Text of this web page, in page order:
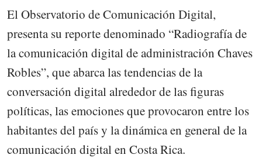
El Observatorio de Comunicación Digital,
presenta su reporte denominado “Radiografía de
la comunicación digital de administración Chaves
Robles”, que abarca las tendencias de la
conversación digital alrededor de las figuras
políticas, las emociones que provocaron entre los
habitantes del país y la dinámica en general de la
comunicación digital en Costa Rica.